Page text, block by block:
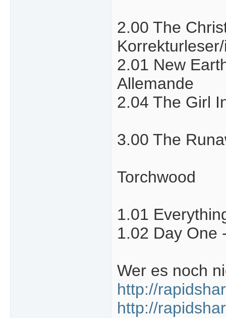
2.00 The
2.01 New
Allemande
2.04 The Girl
3.00 The
Torchwood
1.01
1.02 Day One
Wer es noch
http://
http://